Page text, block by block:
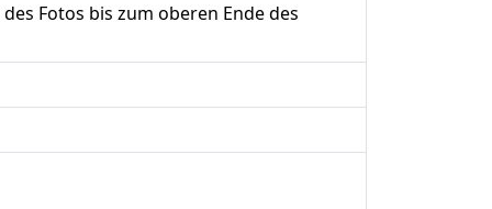
Fotos bis zum oberen Ende des